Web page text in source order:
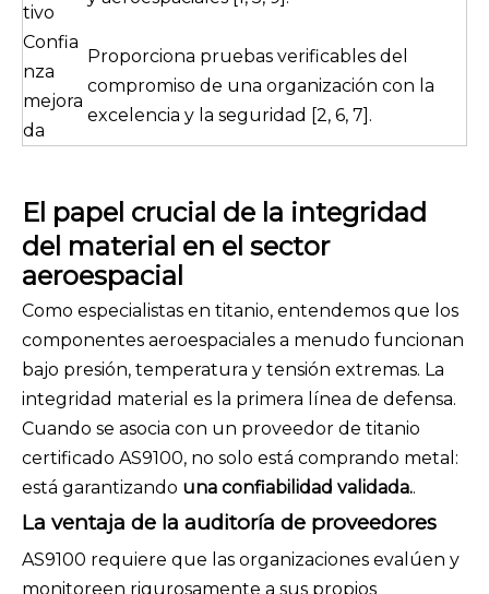
tivo
Confia
nza
mejora
da
Proporciona pruebas verificables del
compromiso de una organización con la
excelencia y la seguridad [2, 6, 7].
El papel crucial de la integridad
del material en el sector
aeroespacial
Como especialistas en titanio, entendemos que los
componentes aeroespaciales a menudo funcionan
bajo presión, temperatura y tensión extremas. La
integridad material es la primera línea de defensa.
Cuando se asocia con un proveedor de titanio
certificado AS9100, no solo está comprando metal:
está garantizando una confiabilidad validada..
La ventaja de la auditoría de proveedores
AS9100 requiere que las organizaciones evalúen y
monitoreen rigurosamente a sus propios